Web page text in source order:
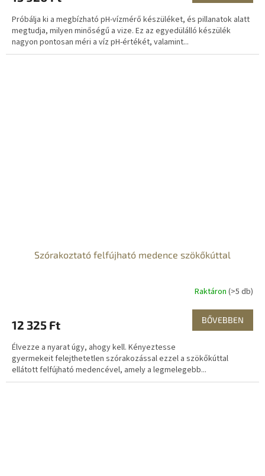
Próbálja ki a megbízható pH-vízmérő készüléket, és pillanatok alatt
megtudja, milyen minőségű a vize. Ez az egyedülálló készülék
nagyon pontosan méri a víz pH-értékét, valamint...
Szórakoztató felfújható medence szökőkúttal
Raktáron (>5 db)
12 325 Ft BŐVEBBEN
Élvezze a nyarat úgy, ahogy kell. Kényeztesse
gyermekeit felejthetetlen szórakozással ezzel a szökőkúttal
ellátott felfújható medencével, amely a legmelegebb...